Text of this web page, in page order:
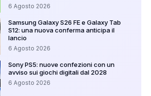
6 Agosto 2026
Samsung Galaxy S26 FE e Galaxy Tab
S12: una nuova conferma anticipa il
lancio
6 Agosto 2026
Sony PS5: nuove confezioni con un
avviso sui giochi digitali dal 2028
6 Agosto 2026